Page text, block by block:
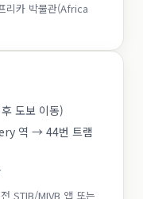
리카 박물관(Africa
도보 이동)
역 → 44번 트램
STIB/MIVB 앱 또는